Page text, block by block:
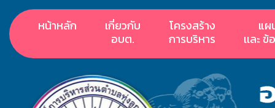
หน้าหลัก
เกี่ยวกับ
อบต.
โครงสร้าง
การบริหาร
แผ
เเละ